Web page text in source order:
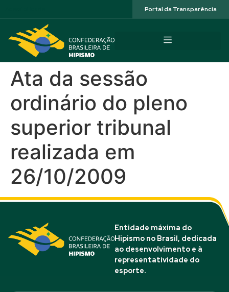
Portal da Transparência
Ata da sessão
ordinário do pleno
superior tribunal
realizada em
26/10/2009
Entidade máxima do
Hipismo no Brasil, dedicada
ao desenvolvimento e à
representatividade do
esporte.